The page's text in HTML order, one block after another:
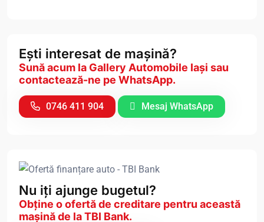
Ești interesat de mașină?
Sună acum la Gallery Automobile Iași sau
contactează-ne pe WhatsApp.
0746 411 904 Mesaj WhatsApp
Nu iți ajunge bugetul?
Obține o ofertă de creditare pentru această
mașină de la TBI Bank.